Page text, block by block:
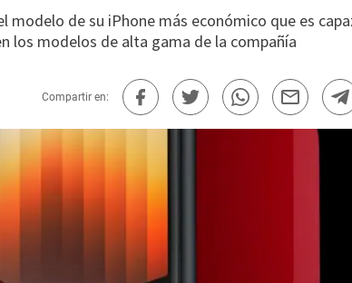
de su iPhone más económico que es
los modelos de alta gama de la compañía
Compartir en: